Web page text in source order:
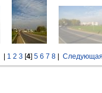
1 2 3 [4] 5 6 7 8